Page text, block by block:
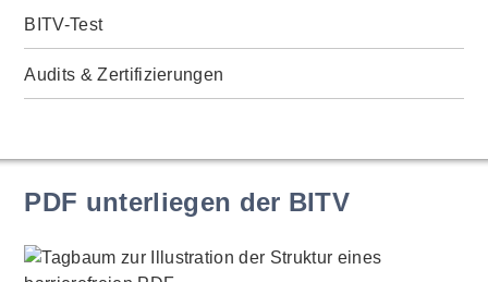
BITV-Test
Audits & Zertifizierungen
PDF unterliegen der BITV